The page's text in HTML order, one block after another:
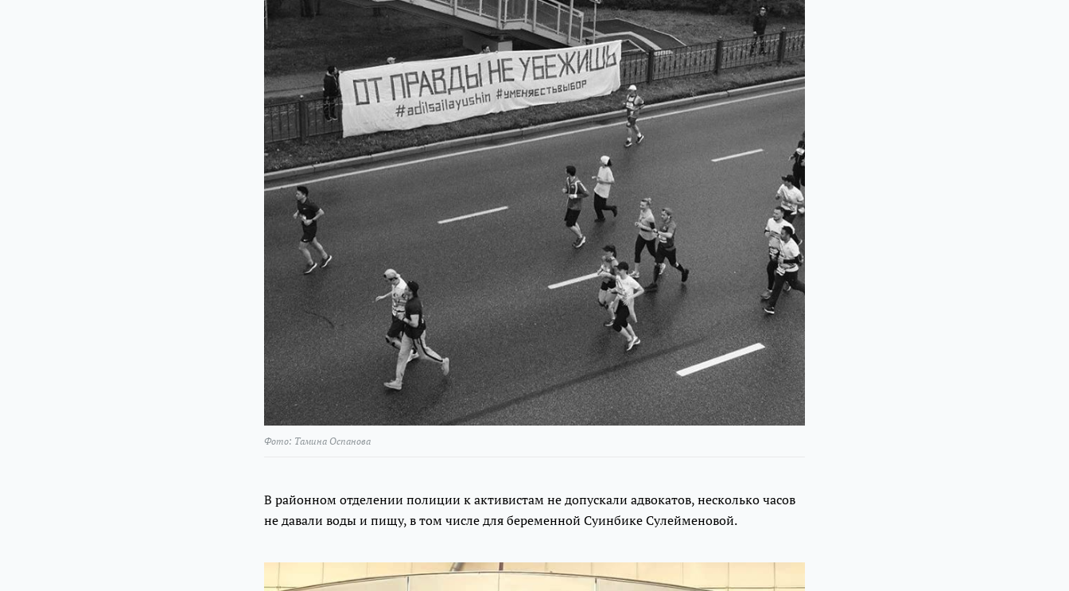
Фото: Тамина Оспанова
В районном отделении полиции к активистам не допускали адвокатов, несколько часов
не давали воды и пищу, в том числе для беременной Суинбике Сулейменовой.